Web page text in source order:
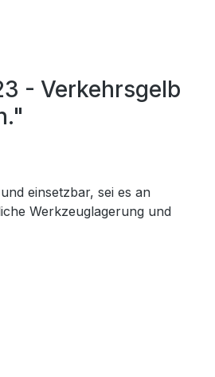
- Verkehrsgelb
einsetzbar, sei es an
Werkzeuglagerung und